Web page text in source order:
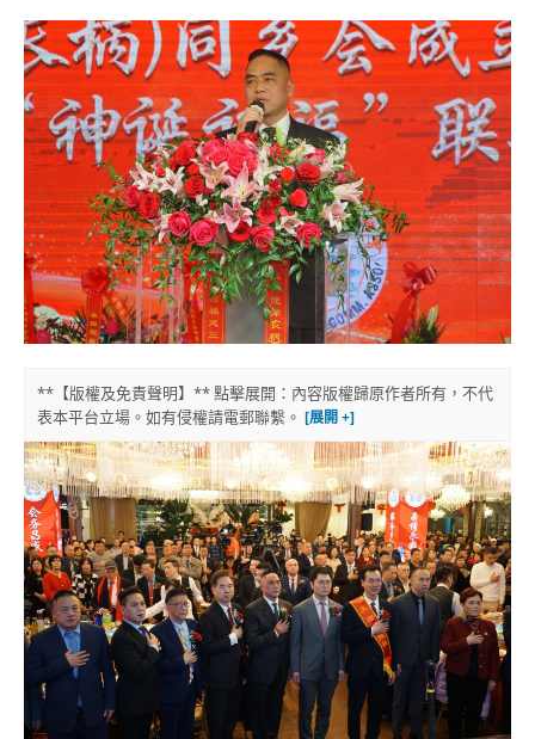
**【版權及免責聲明】** 點擊展開：內容版權歸原作者所有，不代
表本平台立場。如有侵權請電郵聯繫。